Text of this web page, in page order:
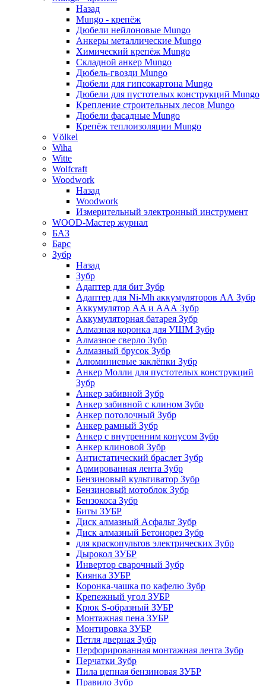
Назад
Mungo - крепёж
Дюбели нейлоновые Mungo
Анкеры металлические Mungo
Химический крепёж Mungo
Складной анкер Mungo
Дюбель-гвозди Mungo
Дюбели для гипсокартона Mungo
Дюбели для пустотелых конструкций Mungo
Крепление строительных лесов Mungo
Дюбели фасадные Mungo
Крепёж теплоизоляции Mungo
Völkel
Wiha
Witte
Wolfcraft
Woodwork
Назад
Woodwork
Измерительный электронный инструмент
WOOD-Мастер журнал
БАЗ
Барс
Зубр
Назад
Зубр
Адаптер для бит Зубр
Адаптер для Ni-Mh аккумуляторов АА Зубр
Аккумулятор AA и ААА Зубр
Аккумуляторная батарея Зубр
Алмазная коронка для УШМ Зубр
Алмазное сверло Зубр
Алмазный брусок Зубр
Алюминиевые заклёпки Зубр
Анкер Молли для пустотелых конструкций
Зубр
Анкер забивной Зубр
Анкер забивной с клином Зубр
Анкер потолочный Зубр
Анкер рамный Зубр
Анкер с внутренним конусом Зубр
Анкер клиновой Зубр
Антистатический браслет Зубр
Армированная лента Зубр
Бензиновый культиватор Зубр
Бензиновый мотоблок Зубр
Бензокоса Зубр
Биты ЗУБР
Диск алмазный Асфальт Зубр
Диск алмазный Бетонорез Зубр
для краскопультов электрических Зубр
Дырокол ЗУБР
Инвертор сварочный Зубр
Киянка ЗУБР
Коронка-чашка по кафелю Зубр
Крепежный угол ЗУБР
Крюк S-образный ЗУБР
Монтажная пена ЗУБР
Монтировка ЗУБР
Петля дверная Зубр
Перфорированная монтажная лента Зубр
Перчатки Зубр
Пила цепная бензиновая ЗУБР
Правило Зубр